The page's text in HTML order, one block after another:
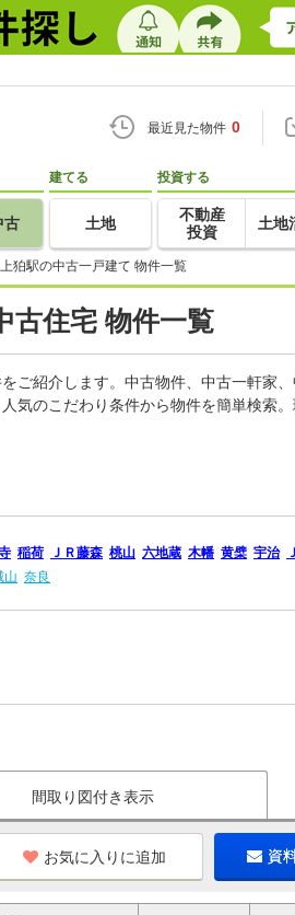
最近見た物件 0
古
建てる
土地
投資する
不動産
投資
土地
上狛駅の中古一戸建て 物件一覧
古住宅 物件一覧
ご紹介します。中古物件、中古一軒家
気のこだわり条件から物件を簡単検索
稲荷 ＪＲ藤森 桃山 六地蔵 木幡 黄檗 宇治
山 奈良
間取り図付き表示
お気に入りに追加 資